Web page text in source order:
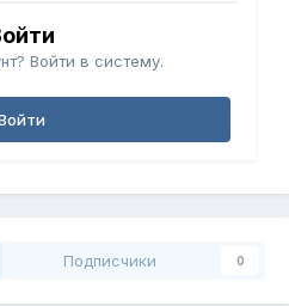
Войти в систему.
Подписчики 0